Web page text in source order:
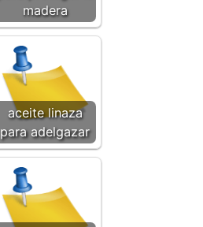
madera
aceite linaza
para adelgazar